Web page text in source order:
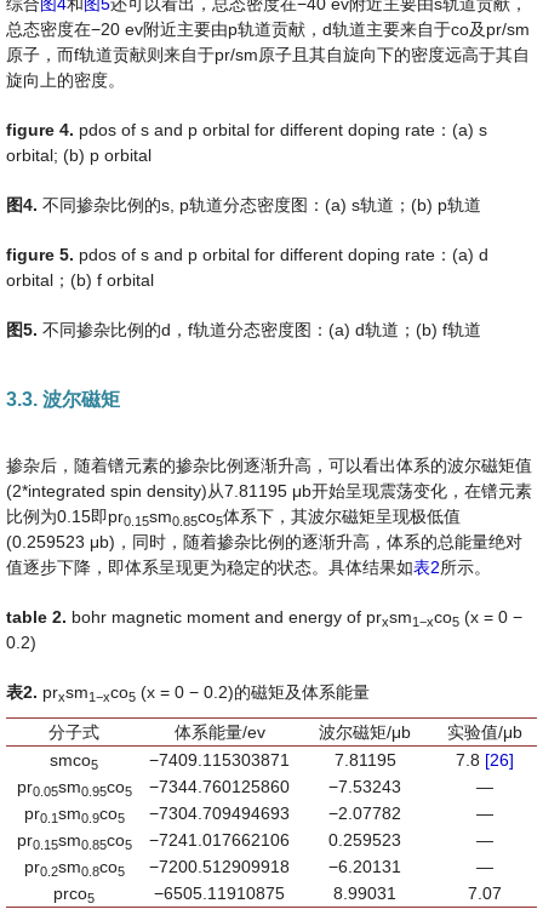
总态密度在−20 ev附近主要由p轨道贡献，d轨道主要来自于co及pr/sm
原子，而f轨道贡献则来自于pr/sm原子且其自旋向下的密度远高于其自
旋向上的密度。
figure 4. pdos of s and p orbital for different doping rate：(a) s
orbital; (b) p orbital
图4. 不同掺杂比例的s, p轨道分态密度图：(a) s轨道；(b) p轨道
figure 5. pdos of s and p orbital for different doping rate：(a) d
orbital；(b) f orbital
图5. 不同掺杂比例的d，f轨道分态密度图：(a) d轨道；(b) f轨道
3.3. 波尔磁矩
掺杂后，随着镨元素的掺杂比例逐渐升高，可以看出体系的波尔磁矩值
(2*integrated spin density)从7.81195 μb开始呈现震荡变化，在镨元素
比例为0.15即pr0.15sm0.85co5体系下，其波尔磁矩呈现极低值
(0.259523 μb)，同时，随着掺杂比例的逐渐升高，体系的总能量绝对
值逐步下降，即体系呈现更为稳定的状态。具体结果如表2所示。
table 2. bohr magnetic moment and energy of prxsm1−xco5 (x = 0 −
0.2)
表2. prxsm1−xco5 (x = 0 − 0.2)的磁矩及体系能量
分子式 体系能量/ev 波尔磁矩/μb
实验值/μb
smco5 −7409.115303871 7.81195 7.8 [26]
pr0.05sm0.95co5 −7344.760125860 −7.53243
—
pr0.1sm0.9co5 −7304.709494693 −2.07782
—
pr0.15sm0.85co5 −7241.017662106 0.259523
—
pr0.2sm0.8co5 −7200.512909918 −6.20131
—
prco5 −6505.11910875 8.99031 7.07